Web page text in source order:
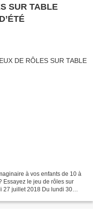
SUR TABLE
à vos enfants de 10 à
Essayez le jeu de rôles sur
27 juillet 2018 Du lundi 30